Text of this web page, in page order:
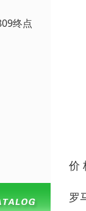
终点
价
罗